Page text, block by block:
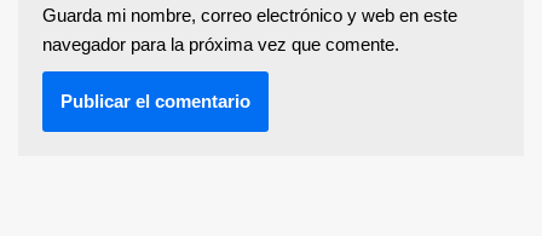
Guarda mi nombre, correo electrónico y web en este
navegador para la próxima vez que comente.